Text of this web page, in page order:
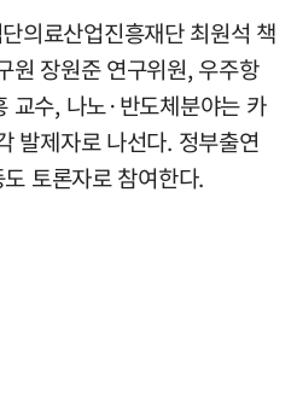
의료산업진흥재단 최원석 책
원 장원준 연구위원, 우주항
교수, 나노·반도체분야는 카
발제자로 나선다. 정부출연
토론자로 참여한다.